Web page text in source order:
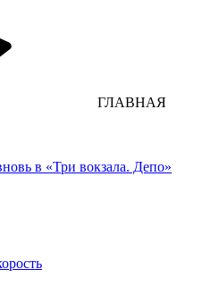
ГЛАВНАЯ
в «Три вокзала. Депо»